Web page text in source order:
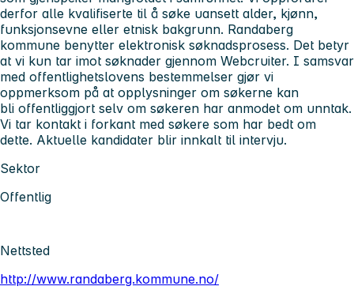
derfor alle kvalifiserte til å søke uansett alder, kjønn,
funksjonsevne eller etnisk bakgrunn. Randaberg
kommune benytter elektronisk søknadsprosess. Det betyr
at vi kun tar imot søknader gjennom Webcruiter. I samsvar
med offentlighetslovens bestemmelser gjør vi
oppmerksom på at opplysninger om søkerne kan
bli offentliggjort selv om søkeren har anmodet om unntak.
Vi tar kontakt i forkant med søkere som har bedt om
dette. Aktuelle kandidater blir innkalt til intervju.
Sektor
Offentlig
Nettsted
http://www.randaberg.kommune.no/